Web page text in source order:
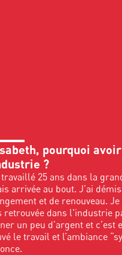
pourquoi
?
travaillé 25 ans dans la
arrivée au bout. J’ai
et de renouveau.
retrouvée dans l'industrie
un peu d’argent et
le travail et l’ambiance